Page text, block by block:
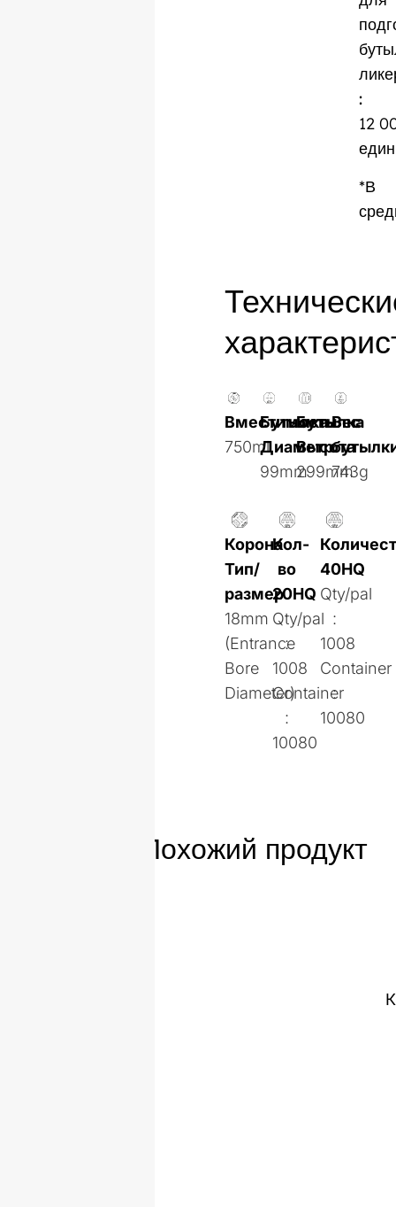
:
12
*В
Вместимость
750ml
Бутылка
Диаметр
99mm
Бутылка
Высота
299mm
Вес
743g
Корона
Тип/
размер
18mm
(Entrance
Bore
Diameter)
Кол-
во
20HQ
Qty/pal
:
1008
Container
:
10080
40HQ
Qty/pal
:
1008
Container
:
10080
Похожий продукт